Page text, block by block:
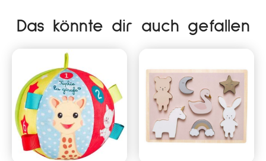
Das könnte dir auch gefallen